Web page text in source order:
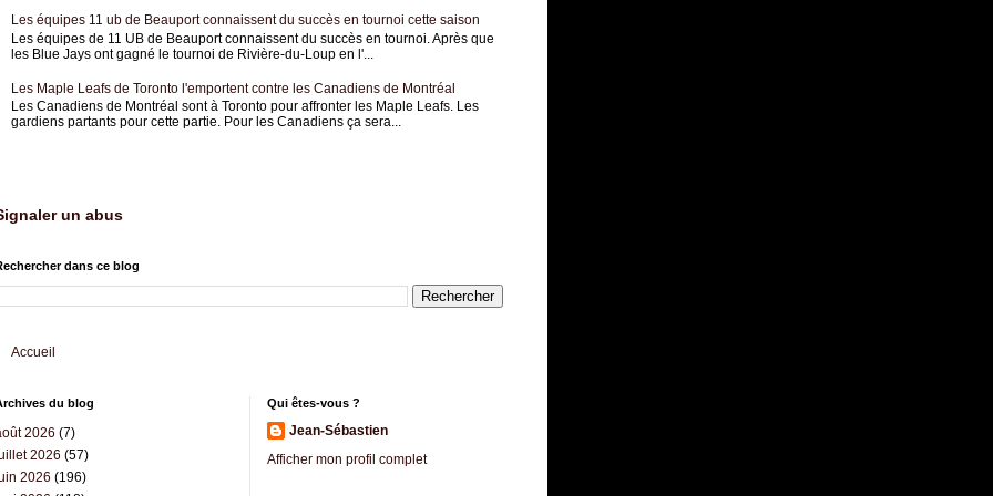
Les équipes 11 ub de Beauport connaissent du succès en tournoi cette saison
Les équipes de 11 UB de Beauport connaissent du succès en tournoi. Après que
les Blue Jays ont gagné le tournoi de Rivière-du-Loup en l'...
Les Maple Leafs de Toronto l'emportent contre les Canadiens de Montréal
Les Canadiens de Montréal sont à Toronto pour affronter les Maple Leafs. Les
gardiens partants pour cette partie. Pour les Canadiens ça sera...
un abus
dans ce blog
Accueil
du blog
2026 (7)
2026 (57)
2026 (196)
Qui êtes-vous ?
Jean-Sébastien
Afficher mon profil complet